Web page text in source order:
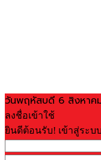
วันพฤหัสบดี 6 สิงหาค
ลงชื่อเข้าใช้
ยินดีต้อนรับ! เข้าสู่ระ